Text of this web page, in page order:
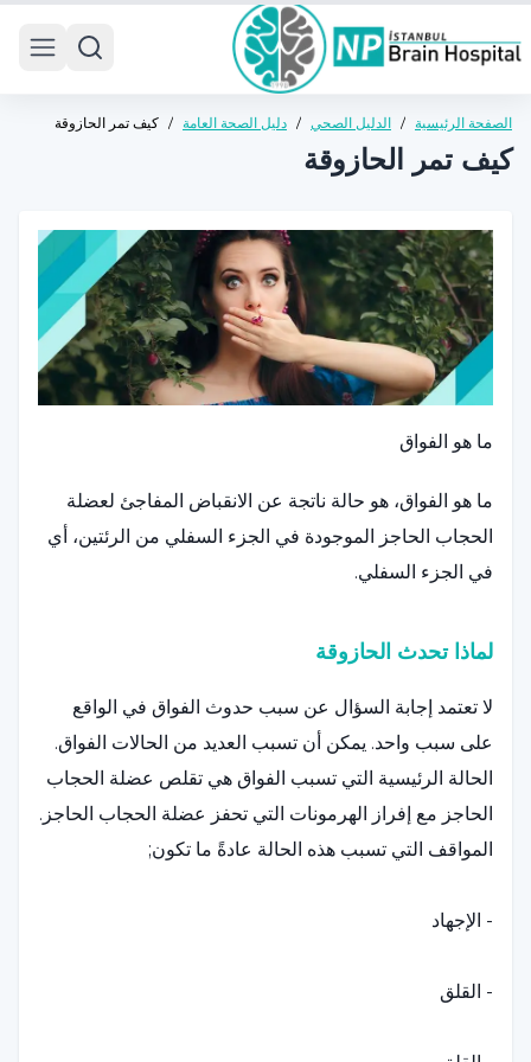
الصفحة الرئيسية / الدليل الصحي / دليل الصحة العامة / كيف تمر الحازوقة
كيف تمر الحازوقة
ما هو الفواق
ما هو الفواق، هو حالة ناتجة عن الانقباض المفاجئ لعضلة
الحجاب الحاجز الموجودة في الجزء السفلي من الرئتين، أي
في الجزء السفلي.
لماذا تحدث الحازوقة
لا تعتمد إجابة السؤال عن سبب حدوث الفواق في الواقع
على سبب واحد. يمكن أن تسبب العديد من الحالات الفواق.
الحالة الرئيسية التي تسبب الفواق هي تقلص عضلة الحجاب
الحاجز مع إفراز الهرمونات التي تحفز عضلة الحجاب الحاجز.
المواقف التي تسبب هذه الحالة عادةً ما تكون;
- الإجهاد
- القلق